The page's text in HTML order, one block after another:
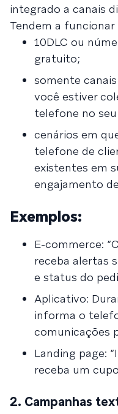
integrado a canais
Tendem a funcionar
10DLC ou
gratuito;
somente
você estiver
telefone no
cenários em
telefone de
existentes em
engajamento
Exemplos:
E-commerce:
receba alertas
e status do
Aplicativo:
informa o
comunicações
Landing page:
receba um
2. Campanhas